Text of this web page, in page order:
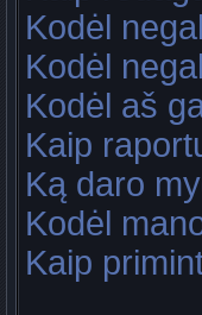
Kodėl
Kodėl
Kodėl aš
Kaip
Ką daro
Kodėl
Kaip